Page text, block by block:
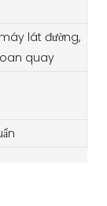
lát đường,
quay